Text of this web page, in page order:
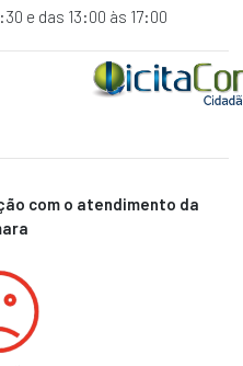
e das 13:00 às 17:00
com o atendimento da